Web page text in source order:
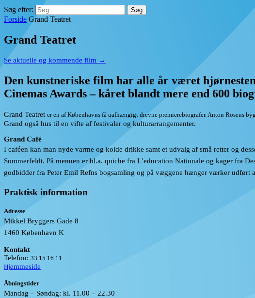
Søg efter:
Forside Grand Teatret
Grand Teatret
Se aktuelle og kommende film →
Den kunstneriske film har alle år været
Cinemas Awards – kåret blandt mere end 600
Grand Teatret er en af Københavns få uafhængigt drevne premierebiografer. Anton Rosens
Grand også hus til en vifte af festivaler og kulturarrangementer.
Grand Café
I caféen kan man nyde varme og kolde drikke samt et udvalg af små retter og
Sommerfeldt. På menuen er bl.a. quiche fra L’education Nationale og kager fra
godbidder fra Peter Emil Refns bogsamling og på væggene hænger værker udført
Praktisk information
Adresse
Mikkel Bryggers Gade 8
1460 København K
Kontakt
Telefon: 33 15 16 11
Hjemmeside
Åbningstider
Mandag – Søndag: kl. 11.00 – 22.30